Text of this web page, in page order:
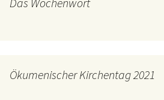
Ökumenischer Kirchentag 2021